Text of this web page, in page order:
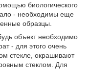
биологического
- необходимы еще
образцы.
объект необходимо
- для этого очень
стекле, окрашивают
стеклом. Для